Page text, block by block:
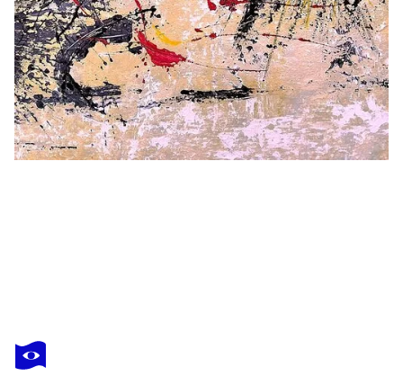
MAURIZIO CASTAGNA